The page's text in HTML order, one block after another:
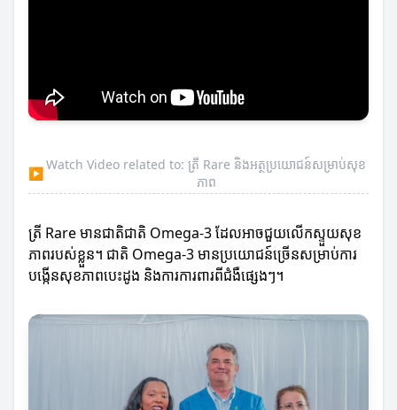
▶
Watch Video related to: ត្រី Rare និងអត្ថប្រយោជន៍សម្រាប់សុខ
ភាព
ត្រី Rare មានជាតិជាតិ Omega-3 ដែលអាចជួយលើកស្ទួយសុខ
ភាពរបស់ខ្លួន។ ជាតិ Omega-3 មានប្រយោជន៍ច្រើនសម្រាប់ការ
បង្កើនសុខភាពបេះដូង និងការការពារពីជំងឺផ្សេងៗ។